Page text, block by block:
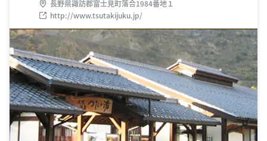
長野県諏訪郡富士見町落合1984番地１
http://www.tsutakijuku.jp/